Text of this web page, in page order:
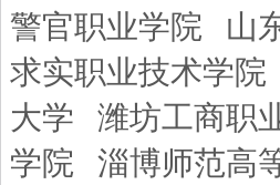
警官职业学院
山
求实职业技术学院
大学
潍坊工商职
学院
淄博师范高